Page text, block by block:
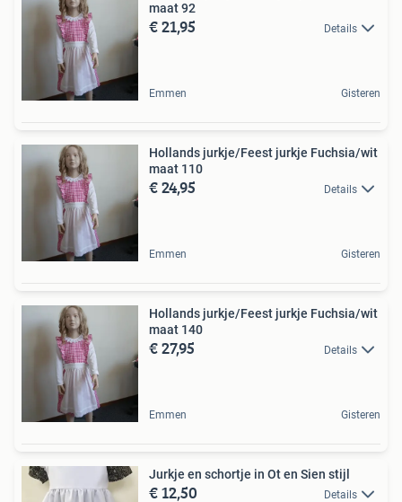
maat 92
€ 21,95 Details
Emmen Gisteren
Hollands jurkje/Feest jurkje Fuchsia/wit
maat 110
€ 24,95 Details
Emmen Gisteren
Hollands jurkje/Feest jurkje Fuchsia/wit
maat 140
€ 27,95 Details
Emmen Gisteren
Jurkje en schortje in Ot en Sien stijl
€ 12,50 Details